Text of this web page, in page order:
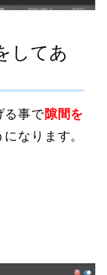
してあ
る事で隙間を
になります。